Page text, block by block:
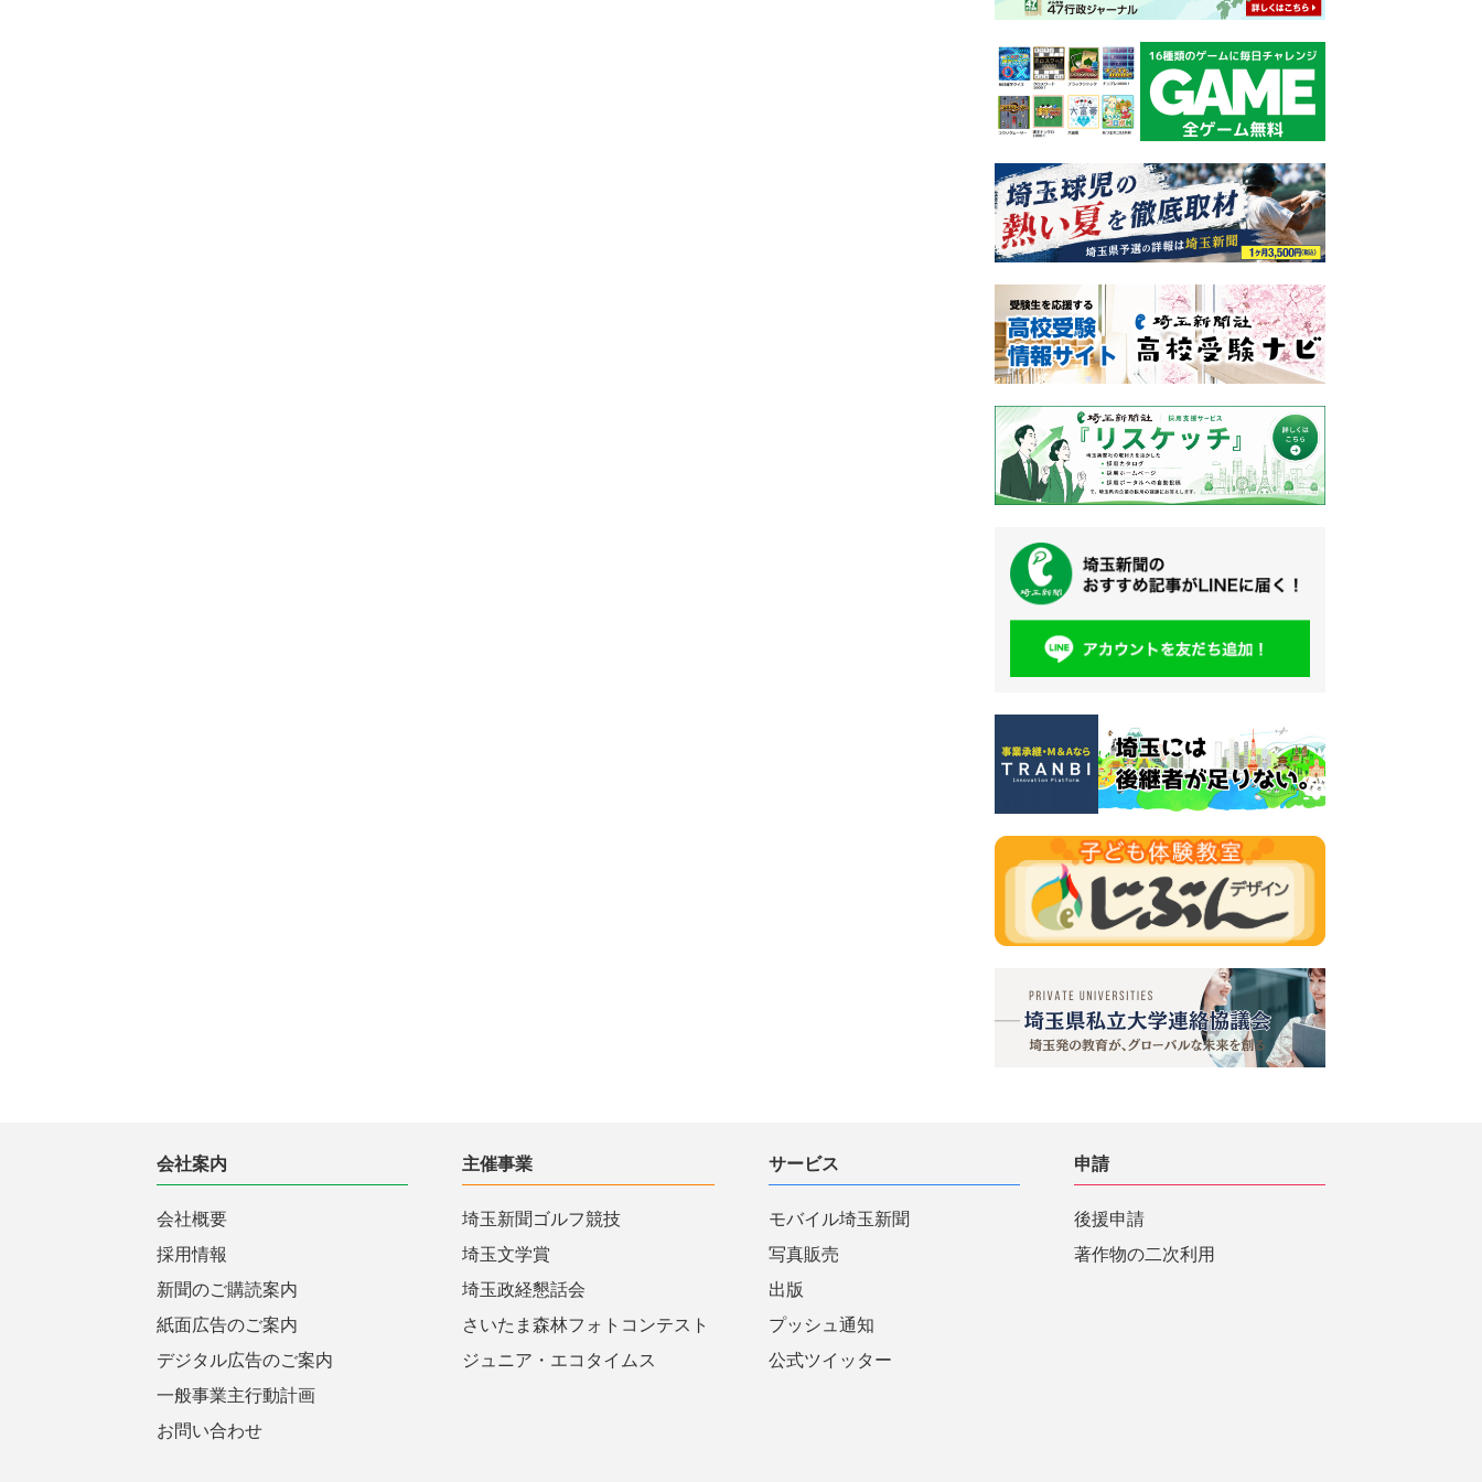
会社案内
会社概要
採用情報
新聞のご購読案内
紙面広告のご案内
デジタル広告のご案内
一般事業主行動計画
お問い合わせ
主催事業
埼玉新聞ゴルフ競技
埼玉文学賞
埼玉政経懇話会
さいたま森林フォトコンテスト
ジュニア・エコタイムス
サービス
モバイル埼玉新聞
写真販売
出版
プッシュ通知
公式ツイッター
申請
後援申請
著作物の二次利用